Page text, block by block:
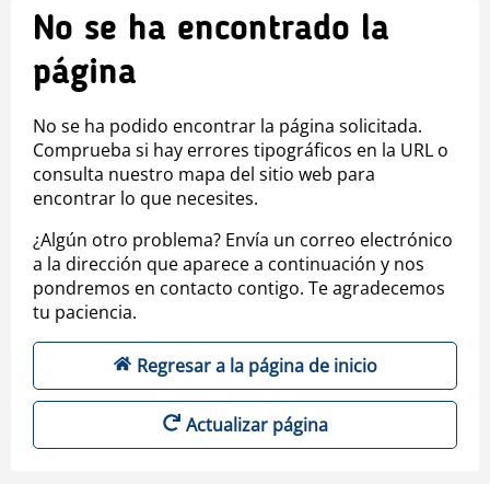
No se ha encontrado la
página
No se ha podido encontrar la página solicitada.
Comprueba si hay errores tipográficos en la URL o
consulta nuestro mapa del sitio web para
encontrar lo que necesites.
¿Algún otro problema? Envía un correo electrónico
a la dirección que aparece a continuación y nos
pondremos en contacto contigo. Te agradecemos
tu paciencia.
Regresar a la página de inicio
Actualizar página